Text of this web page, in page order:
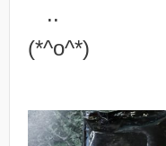
..
(*^o^*)